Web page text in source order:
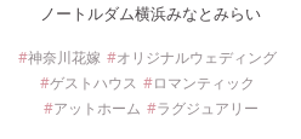
ノートルダム横浜みなとみらい
神奈川花嫁
オリジナルウェディング
ゲストハウス
ロマンティック
アットホーム
ラグジュアリー